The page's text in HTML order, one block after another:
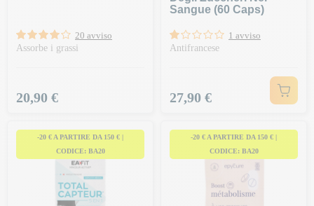
20 avviso
Assorbe i grassi
Prezzo
20,90 €
Sangue (60 Caps)
1 avviso
Antifrancese
Prezzo
27,90 €
-20 € A PARTIRE DA 150 € |
CODICE: BA20
-20 € A PARTIRE DA 150 € |
CODICE: BA20